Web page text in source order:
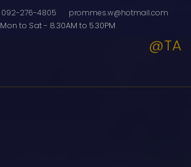
092-276-4805
prommes.w@hotmail.com
Mon to Sat - 8.30AM to 5.30PM
@TA